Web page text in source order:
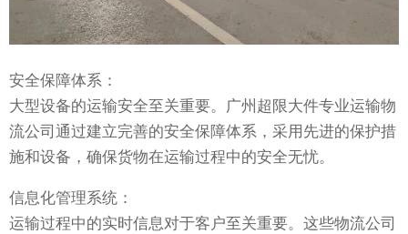
安全保障体系：
大型设备的运输安全至关重要。广州超限大件专业运输物
流公司通过建立完善的安全保障体系，采用先进的保护措
施和设备，确保货物在运输过程中的安全无忧。
信息化管理系统：
运输过程中的实时信息对于客户至关重要。这些物流公司